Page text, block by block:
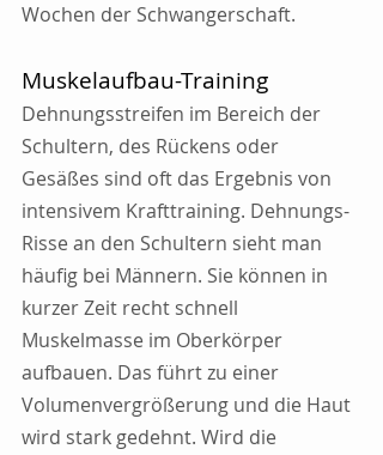
Wochen der Schwangerschaft.
Muskelaufbau-Training
Dehnungsstreifen im Bereich der
Schultern, des Rückens oder
Gesäßes sind oft das Ergebnis von
intensivem Krafttraining. Dehnungs-
Risse an den Schultern sieht man
häufig bei Männern. Sie können in
kurzer Zeit recht schnell
Muskelmasse im Oberkörper
aufbauen. Das führt zu einer
Volumenvergrößerung und die Haut
wird stark gedehnt. Wird die